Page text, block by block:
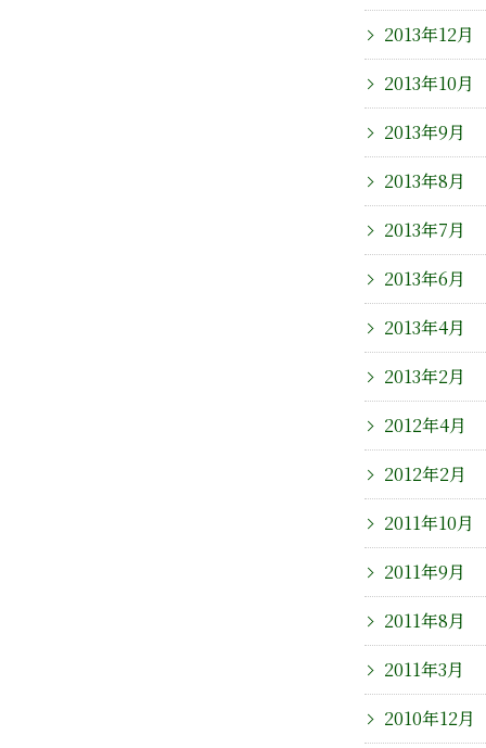
2013年12月
2013年10月
2013年9月
2013年8月
2013年7月
2013年6月
2013年4月
2013年2月
2012年4月
2012年2月
2011年10月
2011年9月
2011年8月
2011年3月
2010年12月